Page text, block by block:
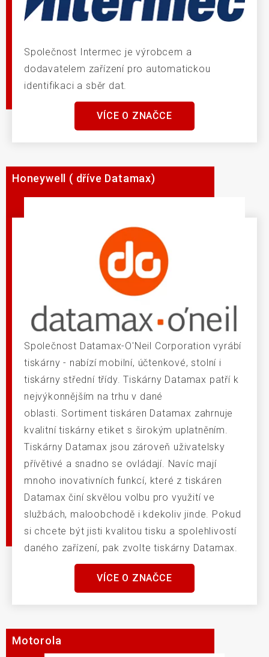
Společnost Intermec je výrobcem a
dodavatelem zařízení pro automatickou
identifikaci a sběr dat.
VÍCE O ZNAČCE
Honeywell ( dříve Datamax)
Společnost Datamax-O'Neil Corporation vyrábí
tiskárny - nabízí mobilní, účtenkové, stolní i
tiskárny střední třídy. Tiskárny Datamax patří k
nejvýkonnějším na trhu v dané
oblasti. Sortiment tiskáren Datamax zahrnuje
kvalitní tiskárny etiket s širokým uplatněním.
Tiskárny Datamax jsou zároveň uživatelsky
přívětivé a snadno se ovládají. Navíc mají
mnoho inovativních funkcí, které z tiskáren
Datamax činí skvělou volbu pro využití ve
službách, maloobchodě i kdekoliv jinde. Pokud
si chcete být jisti kvalitou tisku a spolehlivostí
daného zařízení, pak zvolte tiskárny Datamax.
VÍCE O ZNAČCE
Motorola